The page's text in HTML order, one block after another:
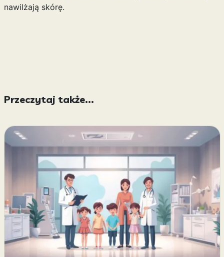
nawilżają skórę.
Przeczytaj także...